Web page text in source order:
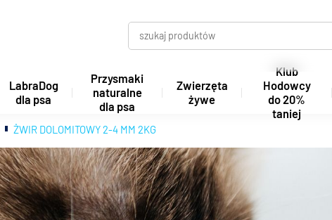
LabraDog
dla psa
Przysmaki
naturalne
dla psa
Zwierzęta
żywe
Klub
Hodowcy
do 20%
taniej
ŻWIR DOLOMITOWY 2-4 MM 2KG